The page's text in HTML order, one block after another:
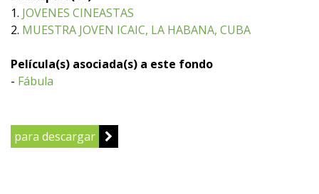
1. JOVENES CINEASTAS
2. MUESTRA JOVEN ICAIC, LA HABANA, CUBA
Película(s) asociada(s) a este fondo
- Fábula
para descargar